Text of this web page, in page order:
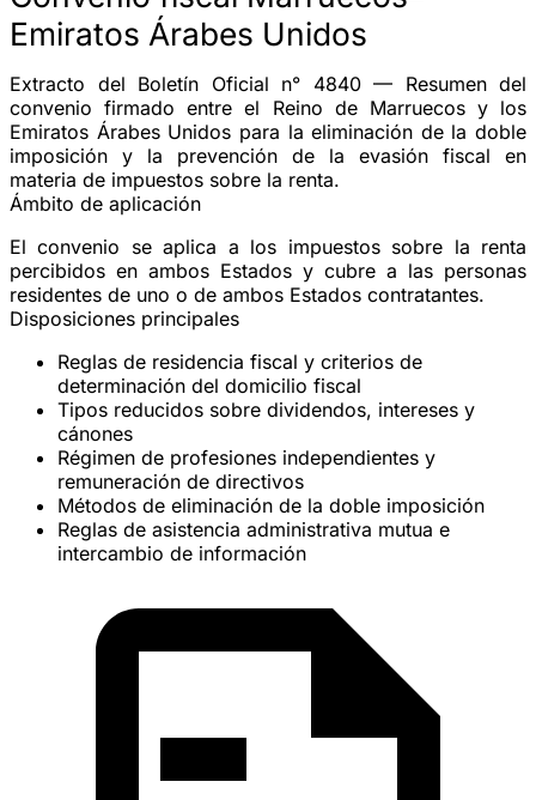
Emiratos Árabes Unidos
Extracto del Boletín Oficial n° 4840 — Resumen del
convenio firmado entre el Reino de Marruecos y los
Emiratos Árabes Unidos para laeliminación de la doble
imposición y la prevención de la evasión fiscal en
materia de impuestos sobre la renta.
Ámbito de aplicación
El convenio se aplica a los impuestos sobre la renta
percibidos en ambos Estados y cubre a las personas
residentes de uno o de ambos Estados contratantes.
Disposiciones principales
Reglas de residencia fiscal y criterios de
determinación del domicilio fiscal
Tipos reducidos sobre dividendos, intereses y
cánones
Régimen de profesiones independientes y
remuneración de directivos
Métodos de eliminación de la doble imposición
Reglas de asistencia administrativa mutua e
intercambio de información